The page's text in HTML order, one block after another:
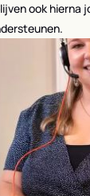
ook hierna